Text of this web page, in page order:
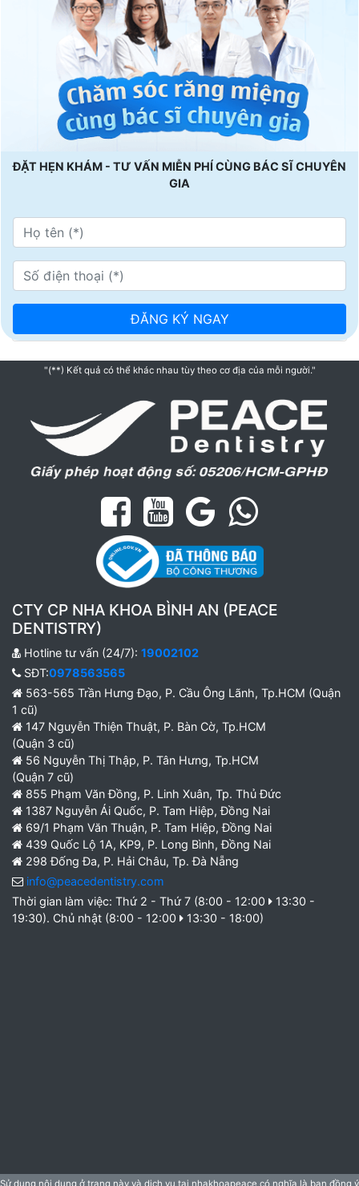
ĐẶT HẸN KHÁM - TƯ VẤN MIỄN PHÍ CÙNG BÁC SĨ CHUYÊN
GIA
"(**) Kết quả có thể khác nhau tùy theo cơ địa của mỗi người."
CTY CP NHA KHOA BÌNH AN (PEACE
DENTISTRY)
Hotline tư vấn (24/7): 19002102
SĐT:0978563565
563-565 Trần Hưng Đạo, P. Cầu Ông Lãnh, Tp.HCM (Quận
1 cũ)
147 Nguyễn Thiện Thuật, P. Bàn Cờ, Tp.HCM
(Quận 3 cũ)
56 Nguyễn Thị Thập, P. Tân Hưng, Tp.HCM
(Quận 7 cũ)
855 Phạm Văn Đồng, P. Linh Xuân, Tp. Thủ Đức
1387 Nguyễn Ái Quốc, P. Tam Hiệp, Đồng Nai
69/1 Phạm Văn Thuận, P. Tam Hiệp, Đồng Nai
439 Quốc Lộ 1A, KP9, P. Long Bình, Đồng Nai
298 Đống Đa, P. Hải Châu, Tp. Đà Nẵng
info@peacedentistry.com
Thời gian làm việc: Thứ 2 - Thứ 7 (8:00 - 12:00
13:30 -
19:30). Chủ nhật (8:00 - 12:00
13:30 - 18:00)